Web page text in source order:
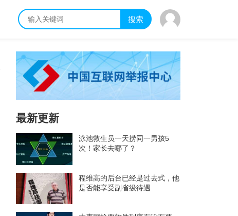
搜索
最新更新
泳池救生员一天捞同一男孩5
次！家长去哪了？
程维高的后台已经是过去式，他
是否能享受副省级待遇